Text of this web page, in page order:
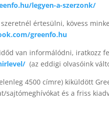
legyen-a-szerzonk/
értesülni, kövess
greenfo.hu
van informálódni, iratkozz
(az eddigi olvasóink
4500 címre) kiküldött
sajtómeghívókat és a friss